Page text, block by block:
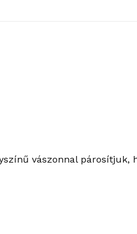
vászonnal párosítjuk,